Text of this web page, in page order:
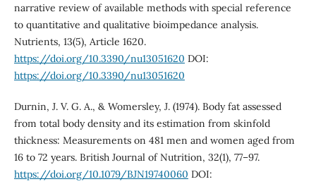
narrative review of available methods with special reference
to quantitative and qualitative bioimpedance analysis.
Nutrients, 13(5), Article 1620.
https://doi.org/10.3390/nu13051620 DOI:
https://doi.org/10.3390/nu13051620
Durnin, J. V. G. A., & Womersley, J. (1974). Body fat assessed
from total body density and its estimation from skinfold
thickness: Measurements on 481 men and women aged from
16 to 72 years. British Journal of Nutrition, 32(1), 77–97.
https://doi.org/10.1079/BJN19740060 DOI: